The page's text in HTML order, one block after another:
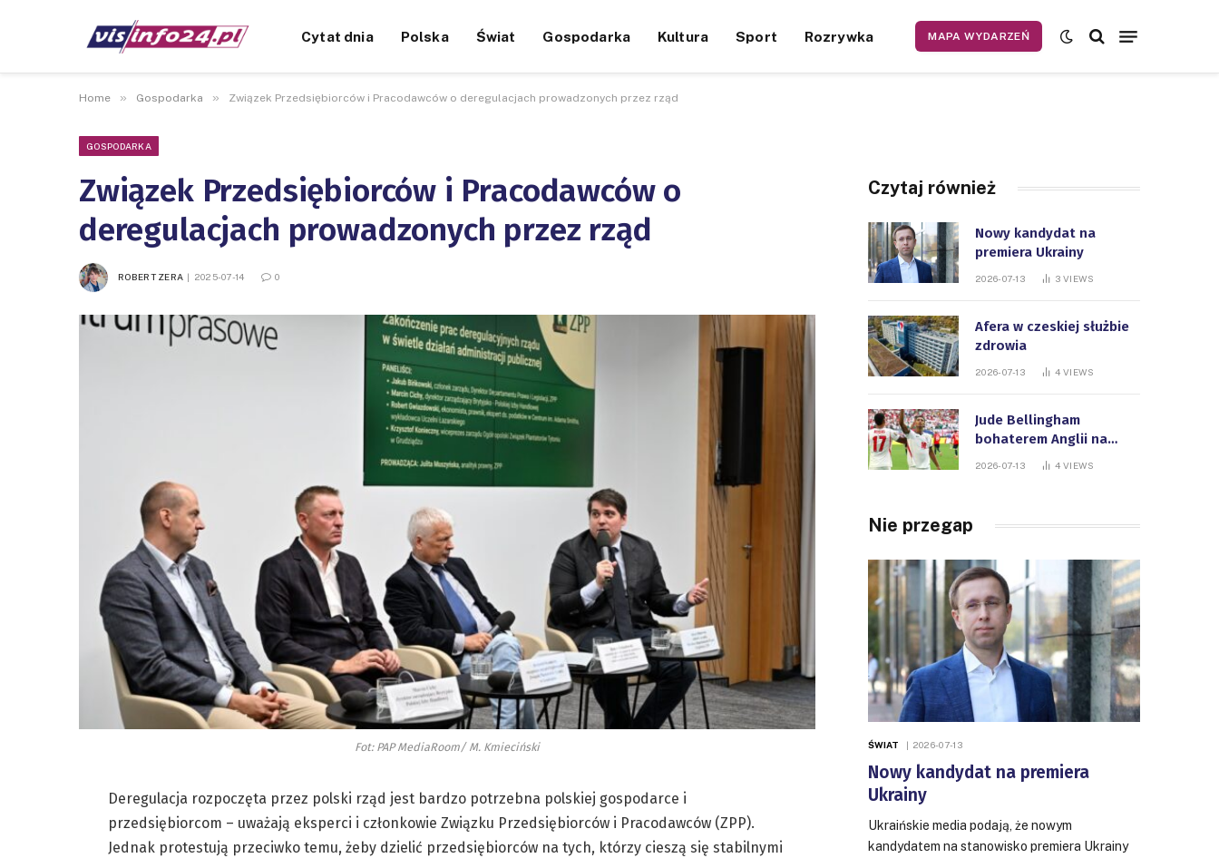
Cytat dnia Polska Świat Gospodarka Kultura Sport Rozrywka MAPA WYDARZEŃ
Home » Gospodarka » Związek Przedsiębiorców i Pracodawców o deregulacjach prowadzonych przez rząd
GOSPODARKA
Związek Przedsiębiorców i Pracodawców o
deregulacjach prowadzonych przez rząd
ROBERT ZERA 2025-07-14 0
Fot: PAP MediaRoom/ M. Kmieciński
Deregulacja rozpoczęta przez polski rząd jest bardzo potrzebna polskiej gospodarce i
przedsiębiorcom – uważają eksperci i członkowie Związku Przedsiębiorców i Pracodawców (ZPP).
Jednak protestują przeciwko temu, żeby dzielić przedsiębiorców na tych, którzy cieszą się stabilnymi
Czytaj również
Nowy kandydat na
premiera Ukrainy
2026-07-13 3 VIEWS
Afera w czeskiej służbie
zdrowia
2026-07-13 4 VIEWS
Jude Bellingham
bohaterem Anglii na
Mistrzostwach Świata
2026-07-13 4 VIEWS
Nie przegap
ŚWIAT 2026-07-13
Nowy kandydat na premiera
Ukrainy
Ukraińskie media podają, że nowym
kandydatem na stanowisko premiera Ukrainy